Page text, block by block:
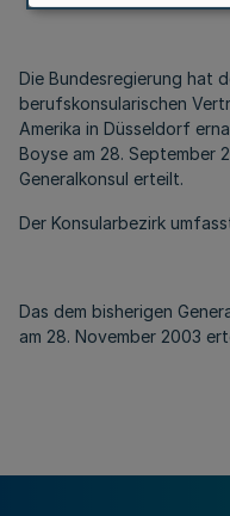
Die Bundesregierung hat
berufskonsularischen
Amerika in Düsseldorf
Boyse am 28. September
Generalkonsul erteilt.
Der Konsularbezirk
Das dem bisherigen
am 28. November 2003